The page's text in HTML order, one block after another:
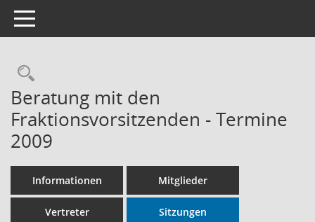
Toggle navigation
Rechercheauswahl
Beratung mit den
Fraktionsvorsitzenden - Termine
2009
Informationen Mitglieder
Vertreter Sitzungen